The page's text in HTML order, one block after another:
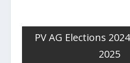
PV AG Elections
2025